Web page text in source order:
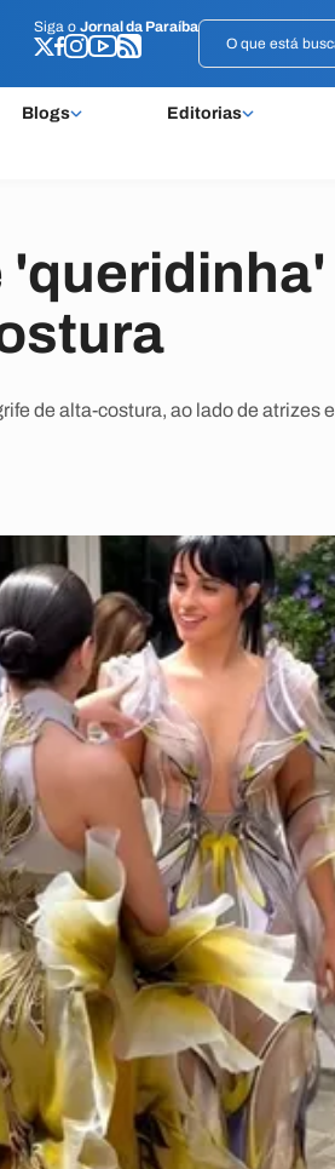
Siga o Jornal da Paraíba
Blogs Editorias
Siga o Jornal da Paraíba
'queridinha'
de alta-costura, ao lado de atrizes e